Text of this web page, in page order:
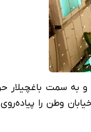
و به سمت
وطن را